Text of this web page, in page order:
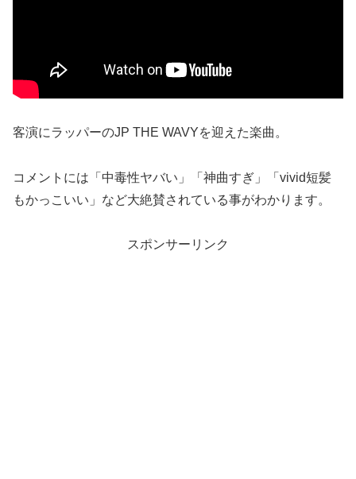
客演にラッパーのJP THE WAVYを迎えた楽曲。
コメントには「中毒性ヤバい」「神曲すぎ」「vivid短髪
もかっこいい」など大絶賛されている事がわかります。
スポンサーリンク